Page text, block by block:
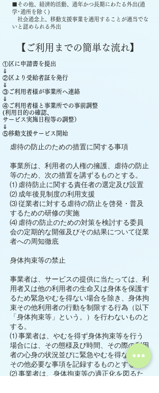
■ その他、経済的活動、通年かつ長期にわたる外出(通
学･通所を除く)
社会通念上、移動支援事業を適用することが適当でな
いと認められる外出
【ご利用までの簡単な流れ】
​①区に申請書を提出
⇓
②区より受給者証を発行
⇓
③ご利用者様が事業所へ連絡
⇓
④ご利用者様と事業所での事前調整
(利用目的の確認、
サービス実施日程等の調整）
⇓
​⑤移動支援サービス開始
虐待の防止のための措置に関する事項
事業所は、利用者の人権の擁護、虐待の防止
等のため、次の措置を講ずるものとする。
⑴ 虐待防止に関する責任者の選定及び設置
⑵ 成年後見制度の利用支援
⑶ 従業者に対する虐待の防止を啓発・普及
するための研修の実施
⑷ 虐待の防止のための対策を検討する委員
会の定期的な開催及びその結果について従業
者への周知徹底
身体拘束等の禁止
事業者は、サービスの提供に当たっては、利
用者又は他の利用者の生命又は身体を保護す
るため緊急やむを得ない場合を除き、身体拘
束その他利用者の行動を制限する行為（以下
「身体拘束等」という。）を行わないものと
する。
⑴ 事業者は、やむを得ず身体拘束等を行う
場合には、その態様及び時間、その際の利用
者の心身の状況並びに緊急やむを得ない理由
その他必要な事項を記録するものとする。
⑵ 事業者は、身体拘束等の適正化を図るた